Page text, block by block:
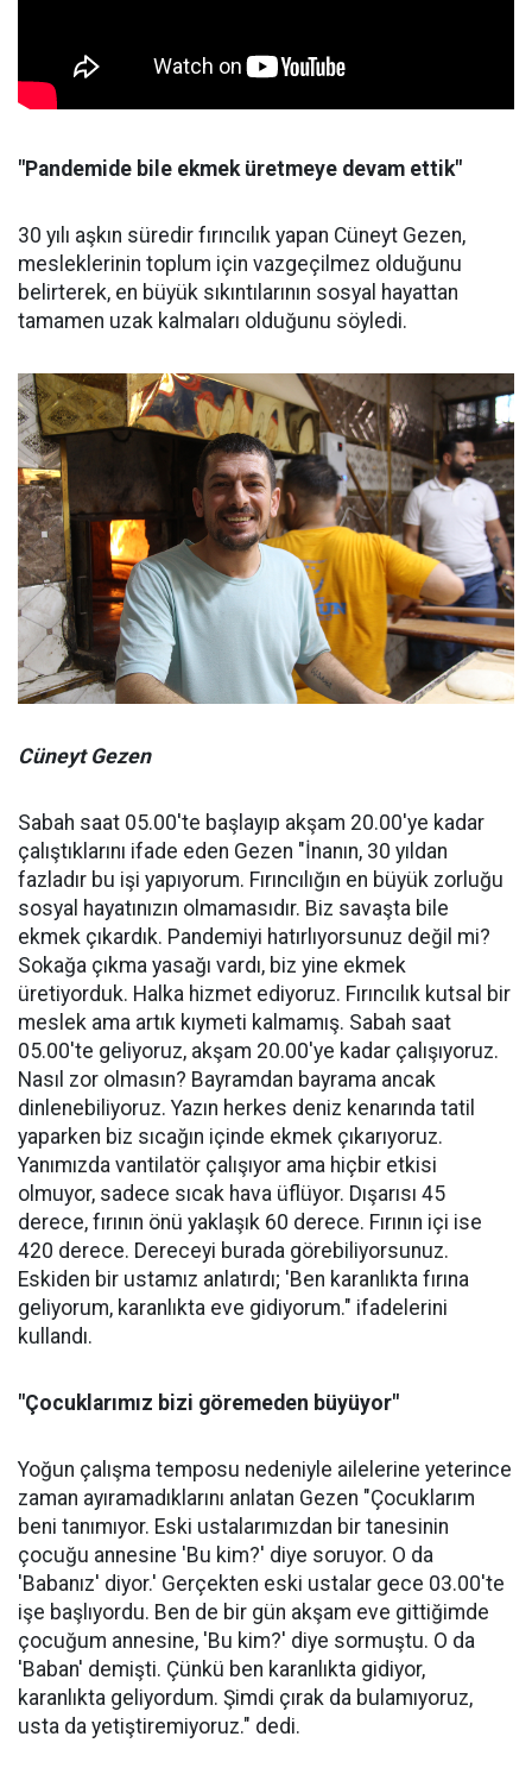
"Pandemide bile ekmek üretmeye devam ettik"
30 yılı aşkın süredir fırıncılık yapan Cüneyt Gezen,
mesleklerinin toplum için vazgeçilmez olduğunu
belirterek, en büyük sıkıntılarının sosyal hayattan
tamamen uzak kalmaları olduğunu söyledi.
Cüneyt Gezen
Sabah saat 05.00'te başlayıp akşam 20.00'ye kadar
çalıştıklarını ifade eden Gezen "İnanın, 30 yıldan
fazladır bu işi yapıyorum. Fırıncılığın en büyük zorluğu
sosyal hayatınızın olmamasıdır. Biz savaşta bile
ekmek çıkardık. Pandemiyi hatırlıyorsunuz değil mi?
Sokağa çıkma yasağı vardı, biz yine ekmek
üretiyorduk. Halka hizmet ediyoruz. Fırıncılık kutsal bir
meslek ama artık kıymeti kalmamış. Sabah saat
05.00'te geliyoruz, akşam 20.00'ye kadar çalışıyoruz.
Nasıl zor olmasın? Bayramdan bayrama ancak
dinlenebiliyoruz. Yazın herkes deniz kenarında tatil
yaparken biz sıcağın içinde ekmek çıkarıyoruz.
Yanımızda vantilatör çalışıyor ama hiçbir etkisi
olmuyor, sadece sıcak hava üflüyor. Dışarısı 45
derece, fırının önü yaklaşık 60 derece. Fırının içi ise
420 derece. Dereceyi burada görebiliyorsunuz.
Eskiden bir ustamız anlatırdı; 'Ben karanlıkta fırına
geliyorum, karanlıkta eve gidiyorum." ifadelerini
kullandı.
"Çocuklarımız bizi göremeden büyüyor"
Yoğun çalışma temposu nedeniyle ailelerine yeterince
zaman ayıramadıklarını anlatan Gezen "Çocuklarım
beni tanımıyor. Eski ustalarımızdan bir tanesinin
çocuğu annesine 'Bu kim?' diye soruyor. O da
'Babanız' diyor.' Gerçekten eski ustalar gece 03.00'te
işe başlıyordu. Ben de bir gün akşam eve gittiğimde
çocuğum annesine, 'Bu kim?' diye sormuştu. O da
'Baban' demişti. Çünkü ben karanlıkta gidiyor,
karanlıkta geliyordum. Şimdi çırak da bulamıyoruz,
usta da yetiştiremiyoruz." dedi.